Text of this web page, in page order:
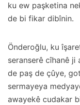
ku ew paşketina
de bi fikar dibînin.
Önderoğlu, ku
seranserê cîhanê
de paş de çûye,
sermayeya
awayekê cudakar